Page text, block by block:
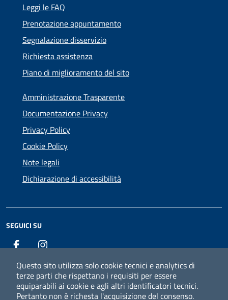
Questo sito utilizza solo cookie tecnici e analytics di
terze parti che rispettano i requisiti per essere
equiparabili ai cookie e agli altri identificatori tecnici.
Pertanto non è richesta l'acquisizione del consenso.
Leggi le FAQ
Prenotazione appuntamento
Segnalazione disservizio
Richiesta assistenza
Piano di miglioramento del sito
Amministrazione Trasparente
Documentazione Privacy
Privacy Policy
Cookie Policy
Note legali
Dichiarazione di accessibilità
SEGUICI SU
Facebook